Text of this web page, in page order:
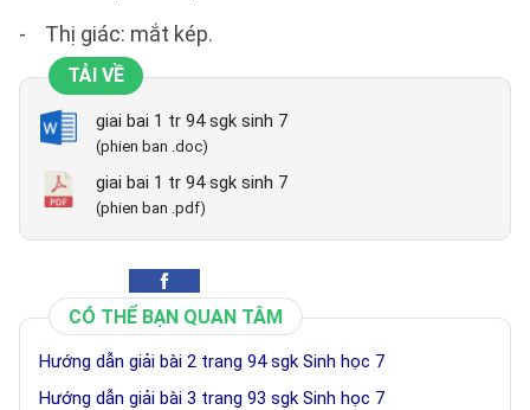
- Thị giác: mắt kép.
TẢI VỀ
giai bai 1 tr 94 sgk sinh 7
(phien ban .doc)
giai bai 1 tr 94 sgk sinh 7
(phien ban .pdf)
CÓ THỂ BẠN QUAN TÂM
Hướng dẫn giải bài 2 trang 94 sgk Sinh học 7
Hướng dẫn giải bài 3 trang 93 sgk Sinh học 7